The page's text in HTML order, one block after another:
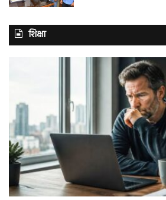
शिक्षा